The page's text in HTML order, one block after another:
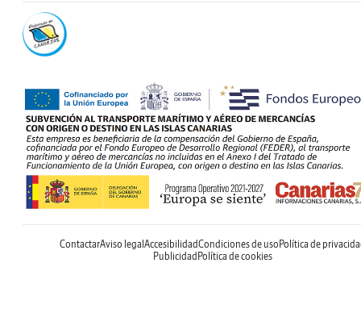
ContactarAviso legal AccesibilidadCondiciones de uso Política de
Publicidad Política de cookies